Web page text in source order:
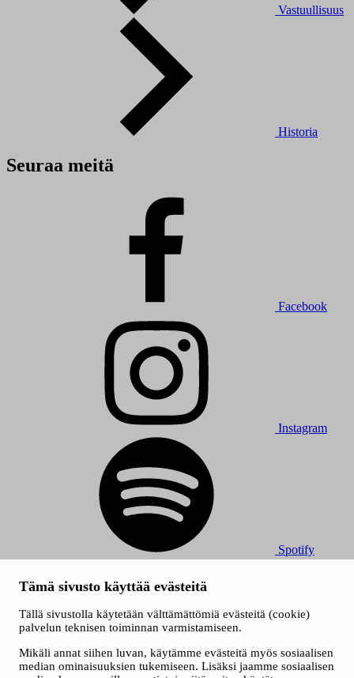
Tämä sivusto käyttää evästeitä
Tällä sivustolla käytetään välttämättömiä evästeitä (cookie)
palvelun teknisen toiminnan varmistamiseen.
Mikäli annat siihen luvan, käytämme evästeitä myös sosiaalisen
median ominaisuuksien tukemiseen. Lisäksi jaamme sosiaalisen
Vastuullisuus
Historia
Seuraa meitä
Facebook
Instagram
Spotify
Kaikki oikeudet muutoksiin pidätetään.
Saavutettavuusseloste
Tietosuojaselosteet